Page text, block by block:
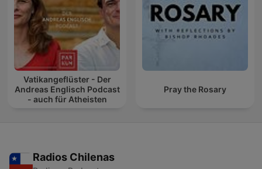
Vatikangeflüster - Der
Andreas Englisch Podcast
- auch für Atheisten
Pray the Rosary
Radios Chilenas